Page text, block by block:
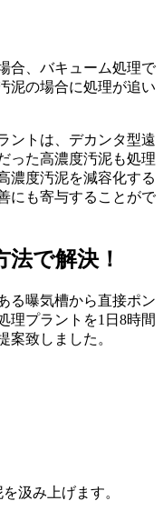
合、バキューム処理で
泥の場合に処理が追い
ントは、デカンタ型遠
った高濃度汚泥も処理
濃度汚泥を減容化する
にも寄与することがで
で解決！
る曝気槽から直接ポン
理プラントを1日8時間
案致しました。
汲み上げます。